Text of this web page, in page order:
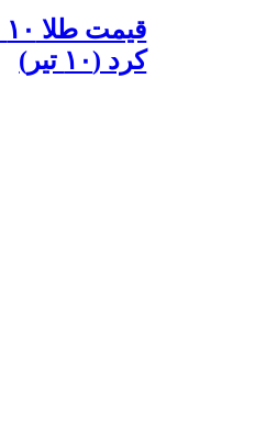
کرد (۱۰ تیر)